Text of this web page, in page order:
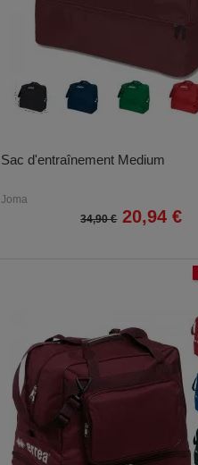
Sac d'entraînement Medium
Joma
34,90 € 20,94 €